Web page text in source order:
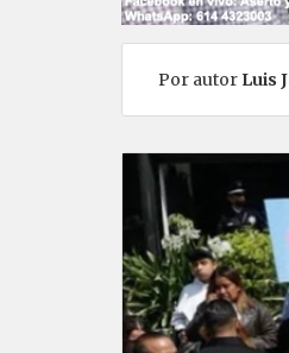
Por autor Luis